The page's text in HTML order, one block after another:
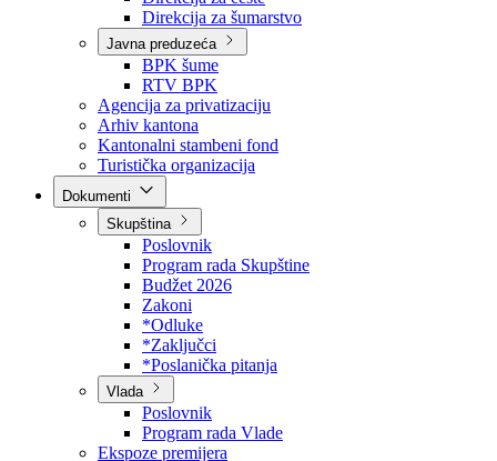
Direkcije
Direkcija za robne rezerve
Direkcija za ceste
Direkcija za šumarstvo
Javna preduzeća
BPK šume
RTV BPK
Agencija za privatizaciju
Arhiv kantona
Kantonalni stambeni fond
Turistička organizacija
Skupština
Poslovnik
Program rada Skupštine
Budžet 2026
Zakoni
*Odluke
*Zaključci
*Poslanička pitanja
Vlada